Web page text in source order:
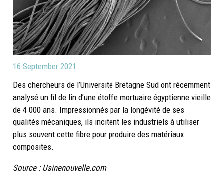
16 September 2021
Des chercheurs de l’Université Bretagne Sud ont récemment
analysé un fil de lin d’une étoffe mortuaire égyptienne vieille
de 4 000 ans. Impressionnés par la longévité de ses
qualités mécaniques, ils incitent les industriels à utiliser
plus souvent cette fibre pour produire des matériaux
composites.
Source : Usinenouvelle.com